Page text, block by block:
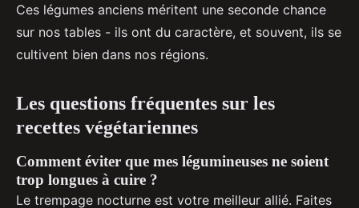
Ces légumes anciens méritent une seconde chance
sur nos tables - ils ont du caractère, et souvent, ils se
cultivent bien dans nos régions.
Les questions fréquentes sur les
recettes végétariennes
Comment éviter que mes légumineuses ne soient
trop longues à cuire ?
Le trempage nocturne est votre meilleur allié. Faites